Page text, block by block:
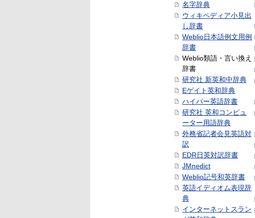
名字辞典
ウィキペディア小見出
し辞書
Weblio日本語例文用例
辞書
Weblio類語・言い換え
辞書
研究社 新英和中辞典
Eゲイト英和辞典
ハイパー英語辞書
研究社 英和コンピュ
ーター用語辞典
外務省記者会見英語対
訳
EDR日英対訳辞書
JMnedict
Weblio記号和英辞書
英語イディオム表現辞
典
インターネットスラン